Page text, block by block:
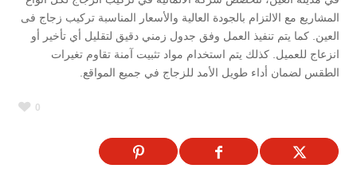
المشاريع مع الالتزام بالجودة العالية والأسعار المناسبة تركيب زجاج فى
العين. كما يتم تنفيذ العمل وفق جدول زمني دقيق لتقليل أي تأخير أو
انزعاج للعميل. كذلك يتم استخدام مواد تثبيت آمنة تقاوم تغيرات
الطقس لضمان أداء طويل الأمد للزجاج في جميع المواقع.
0